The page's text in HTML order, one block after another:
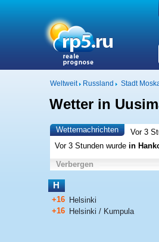
Weltweit Russland Stadt
Wetter in
Wetternachrichten Vor 3
Vor 3 Stunden wurde in
Verbergen
H
+16 Helsinki
+16 Helsinki / Kumpula